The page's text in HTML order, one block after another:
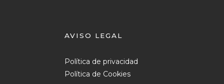
AVISO LEGAL
Política de privacidad
Política de Cookies